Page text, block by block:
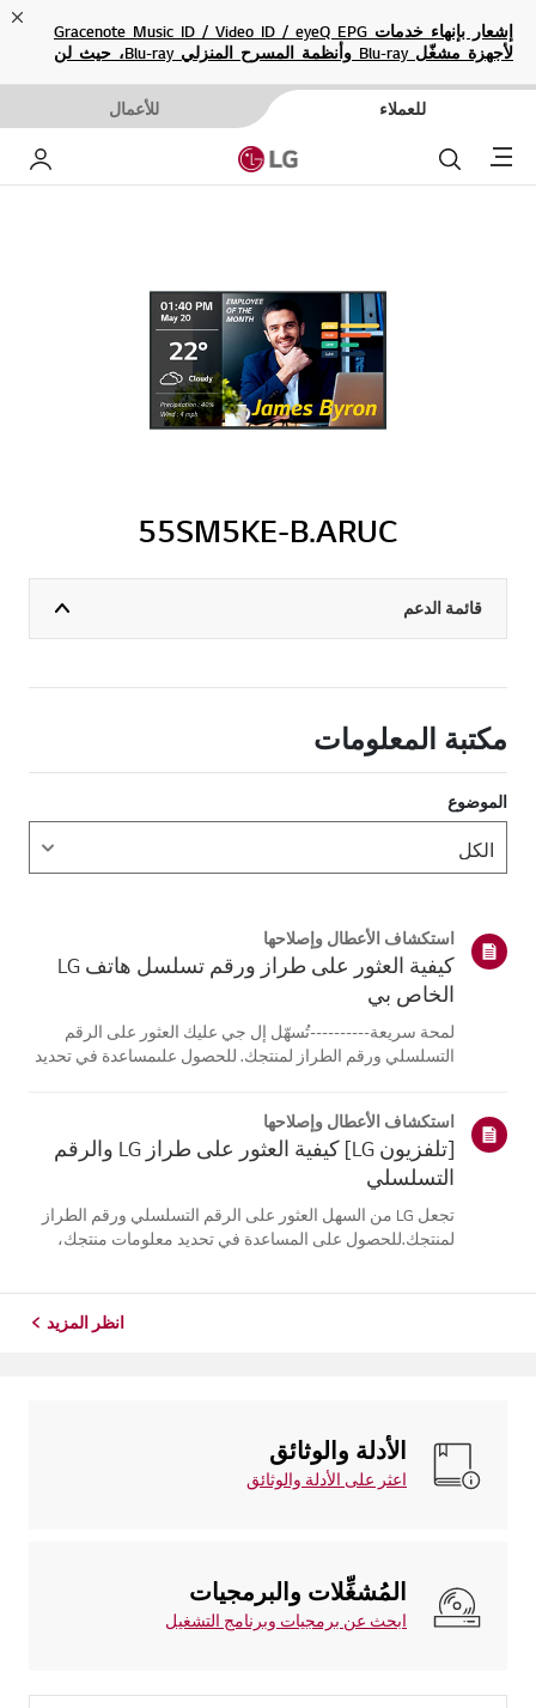
إشعار بإنهاء خدمات Gracenote Music ID / Video ID / eyeQ EPG
لأجهزة مشغّل Blu-ray وأنظمة المسرح المنزلي Blu-ray، حيث لن
للعملاء للأعمال
Menu بحث
55SM5KE-B.ARUC
قائمة الدعم
مكتبة المعلومات
الموضوع
استكشاف الأعطال وإصلاحها
كيفية العثور على طراز ورقم تسلسل هاتف LG
الخاص بي
لمحة سريعة----------تُسهّل إل جي عليك العثور على الرقم
التسلسلي ورقم الطراز لمنتجك. للحصول علىمساعدة في تحديد
تختلف الصور أو ا...
استكشاف الأعطال وإصلاحها
[تلفزيون LG] كيفية العثور على طراز LG والرقم
التسلسلي
تجعل LG من السهل العثور على الرقم التسلسلي ورقم الطراز
لمنتجك.للحصول على المساعدة في تحديد معلومات منتجك،
انظر المزيد
الأدلة والوثائق
اعثر على الأدلة والوثائق
المُشغِّلات والبرمجيات
ابحث عن برمجيات وبرنامج التشغيل